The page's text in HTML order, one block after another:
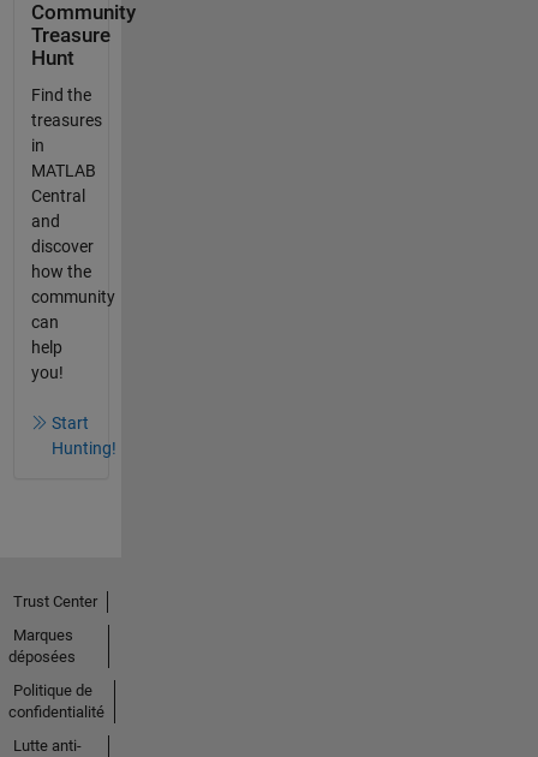
Community
Treasure
Hunt
Find the
treasures
in
MATLAB
Central
and
discover
how the
community
can
help
you!
Start
Hunting!
Trust Center
Marques
déposées
Politique de
confidentialité
Lutte anti-